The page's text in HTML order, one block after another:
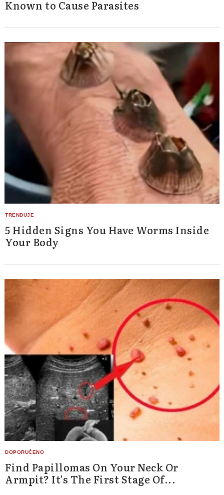
Known to Cause Parasites
5 Hidden Signs You Have Worms Inside
Your Body
Find Papillomas On Your Neck Or
Armpit? It's The First Stage Of...